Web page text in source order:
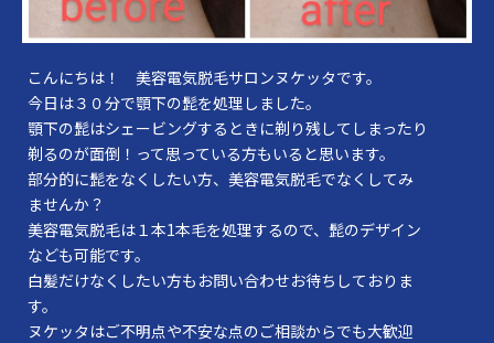
こんにちは！ 美容電気脱毛サロンヌケッタです。
今日は３０分で顎下の髭を処理しました。
顎下の髭はシェービングするときに剃り残してしまったり
剃るのが面倒！って思っている方もいると思います。
部分的に髭をなくしたい方、美容電気脱毛でなくしてみ
ませんか？
美容電気脱毛は１本1本毛を処理するので、髭のデザイン
なども可能です。
白髪だけなくしたい方もお問い合わせお待ちしておりま
す。
ヌケッタはご不明点や不安な点のご相談からでも大歓迎